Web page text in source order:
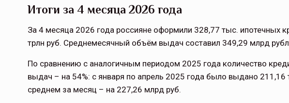
Итоги за 4 месяца 2026 года
За 4 месяца 2026 года россияне оформили 328,77 тыс. ипотечных
трлн руб. Среднемесячный объём выдач составил 349,29 млрд
По сравнению с аналогичным периодом 2025 года количество
выдач – на 54%: с января по апрель 2025 года было выдано 211,16
среднем за месяц – на 227,26 млрд руб.